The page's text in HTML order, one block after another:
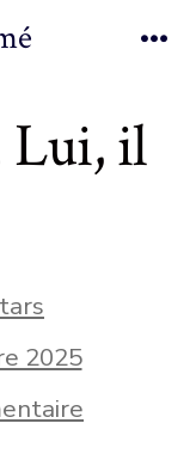
Lui, il
2025
La